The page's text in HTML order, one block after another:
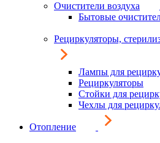
Очистители воздуха
Бытовые
Рециркуляторы,
Лампы для
Рециркуляторы
Стойки для
Чехлы для
Отопление